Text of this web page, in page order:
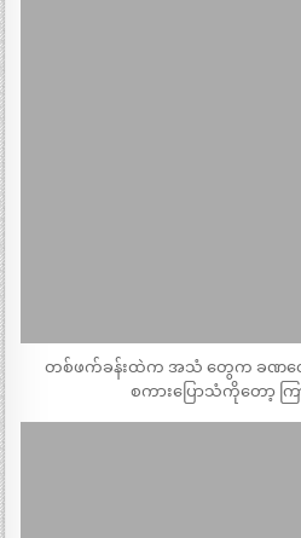
တစ်ဖက်ခန်းထဲက အသံ တွေက ခဏတေ
စကားပြောသံကိုတော့ က